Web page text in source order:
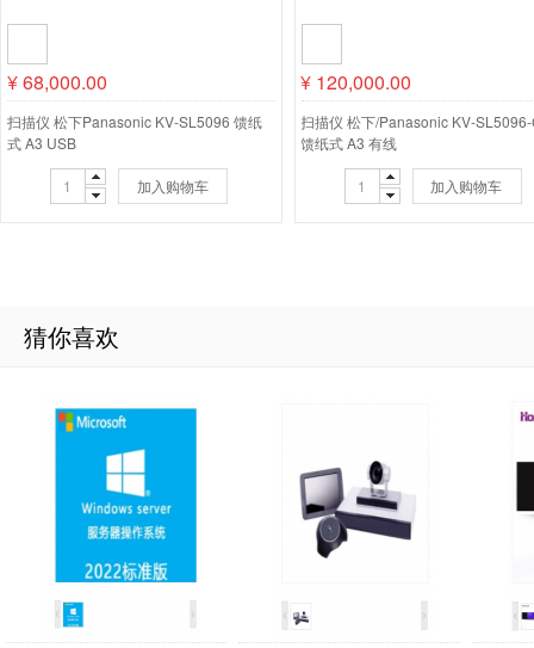
¥68,000.00
扫描仪 松下Panasonic KV-SL5096 馈纸
式 A3 USB
加入购物车
¥ 120,000.00
扫描仪 松下/Panasonic KV-
馈纸式 A3 有线
加入购物车
猜你喜欢